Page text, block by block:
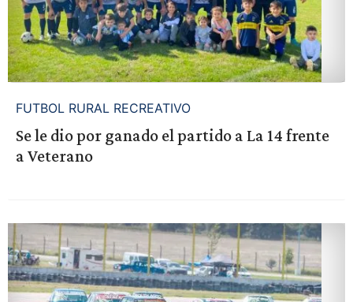
FUTBOL RURAL RECREATIVO
Se le dio por ganado el partido a La 14 frente
a Veterano